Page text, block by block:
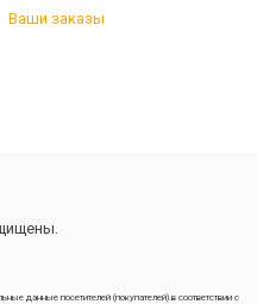
Ваши заказы
данные посетителей (покупателей) в соответствии с